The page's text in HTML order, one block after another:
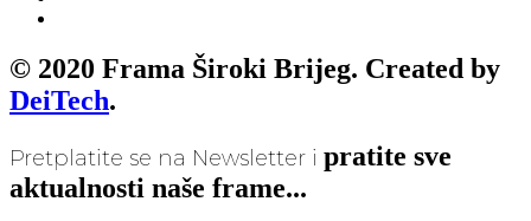
© 2020 Frama Široki Brijeg. Created by
DeiTech.
Pretplatite se na Newsletter i pratite sve
aktualnosti naše frame...